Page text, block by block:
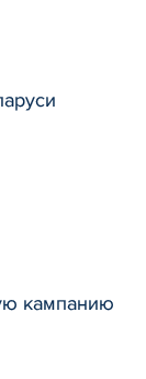
кампанию